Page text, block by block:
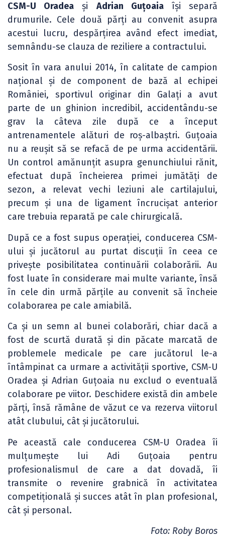
CSM-U Oradea și Adrian Guțoaiaîși separă
drumurile. Cele două părți au convenit asupra
acestui lucru, despărțirea având efect imediat,
semnându-se clauza de reziliere a contractului.
Sosit în vara anului 2014, în calitate de campion
național și de component de bază al echipei
României, sportivul originar din Galați a avut
parte de un ghinion incredibil, accidentându-se
grav la câteva zile după ce a început
antrenamentele alături de roș-albaștri. Guțoaia
nu a reușit să se refacă de pe urma accidentării.
Un control amănunțit asupra genunchiului rănit,
efectuat după încheierea primei jumătăți de
sezon, a relevat vechi leziuni ale cartilajului,
precum și una de ligament încrucișat anterior
care trebuia reparată pe cale chirurgicală.
După ce a fost supus operației, conducerea CSM-
ului și jucătorul au purtat discuții în ceea ce
privește posibilitatea continuării colaborării. Au
fost luate în considerare mai multe variante, însă
în cele din urmă părțile au convenit să încheie
colaborarea pe cale amiabilă.
Ca și un semn al bunei colaborări, chiar dacă a
fost de scurtă durată și din păcate marcată de
problemele medicale pe care jucătorul le-a
întâmpinat ca urmare a activității sportive, CSM-U
Oradea și Adrian Guțoaia nu exclud o eventuală
colaborare pe viitor. Deschidere există din ambele
părți, însă rămâne de văzut ce va rezerva viitorul
atât clubului, cât și jucătorului.
Pe această cale conducerea CSM-U Oradea îi
mulțumește lui Adi Guțoaia pentru
profesionalismul de care a dat dovadă, îi
transmite o revenire grabnică în activitatea
competițională și succes atât în plan profesional,
cât și personal.
Foto: Roby Boros